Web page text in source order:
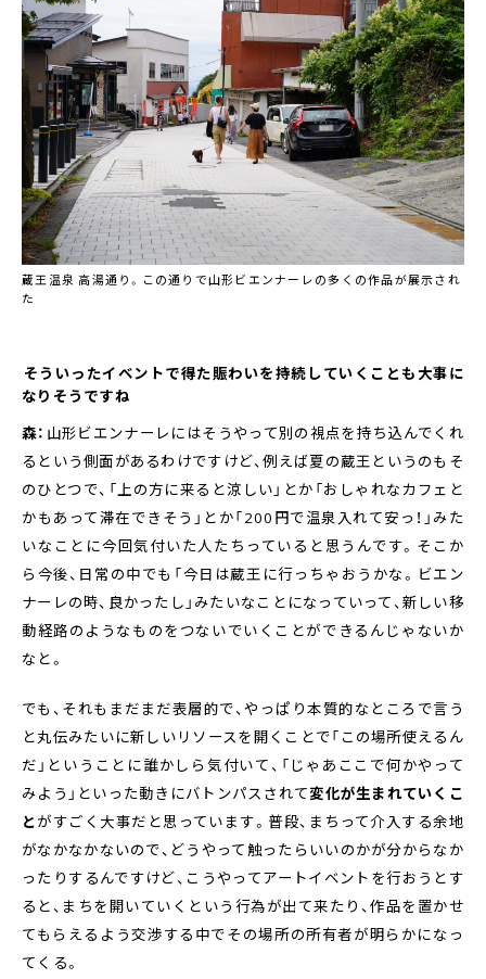
蔵王温泉 高湯通り。この通りで山形ビエンナーレの多くの作品が展示され
た
――そういったイベントで得た賑わいを持続していくことも大事に
なりそうですね
森： 山形ビエンナーレにはそうやって別の視点を持ち込んでくれ
るという側面があるわけですけど、例えば夏の蔵王というのもそ
のひとつで、「上の方に来ると涼しい」とか「おしゃれなカフェと
かもあって滞在できそう」とか「200円で温泉入れて安っ！」みた
いなことに今回気付いた人たちっていると思うんです。そこか
ら今後、日常の中でも「今日は蔵王に行っちゃおうかな。ビエン
ナーレの時、良かったし」みたいなことになっていって、新しい移
動経路のようなものをつないでいくことができるんじゃないか
なと。
でも、それもまだまだ表層的で、やっぱり本質的なところで言う
と丸伝みたいに新しいリソースを開くことで「この場所使えるん
だ」ということに誰かしら気付いて、「じゃあここで何かやって
みよう」といった動きにバトンパスされて変化が生まれていくこ
とがすごく大事だと思っています。普段、まちって介入する余地
がなかなかないので、どうやって触ったらいいのかが分からなか
ったりするんですけど、こうやってアートイベントを行おうとす
ると、まちを開いていくという行為が出て来たり、作品を置かせ
てもらえるよう交渉する中でその場所の所有者が明らかになっ
てくる。